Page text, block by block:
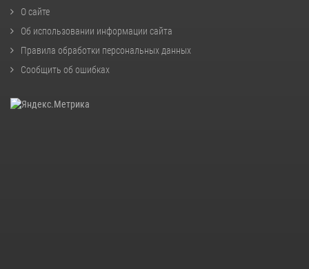
О сайте
Об использовании информации сайта
Правила обработки персональных данных
Сообщить об ошибках